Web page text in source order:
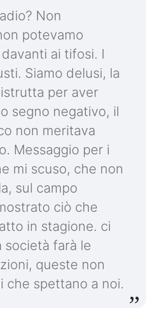
Non
potevamo
ai tifosi. I
Siamo delusi, la
per aver
segno negativo, il
non meritava
Messaggio per i
mi scuso, che non
sul campo
ciò che
in stagione. ci
società farà le
queste non
che spettano a noi.